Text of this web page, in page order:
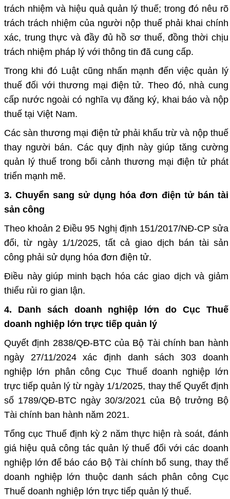
trách nhiệm và hiệu quả quản lý thuế; trong đó nêu rõ
trách trách nhiệm của người nộp thuế phải khai chính
xác, trung thực và đầy đủ hồ sơ thuế, đồng thời chịu
trách nhiệm pháp lý với thông tin đã cung cấp.
Trong khi đó Luật cũng nhấn mạnh đến việc quản lý
thuế đối với thương mại điện tử. Theo đó, nhà cung
cấp nước ngoài có nghĩa vụ đăng ký, khai báo và nộp
thuế tại Việt Nam.
Các sàn thương mại điện tử phải khấu trừ và nộp thuế
thay người bán. Các quy định này giúp tăng cường
quản lý thuế trong bối cảnh thương mại điện tử phát
triển mạnh mẽ.
3. Chuyển sang sử dụng hóa đơn điện tử bán tài
sản công
Theo khoản 2 Điều 95 Nghị định 151/2017/NĐ-CP sửa
đổi, từ ngày 1/1/2025, tất cả giao dịch bán tài sản
công phải sử dụng hóa đơn điện tử.
Điều này giúp minh bạch hóa các giao dịch và giảm
thiểu rủi ro gian lận.
4. Danh sách doanh nghiệp lớn do Cục Thuế
doanh nghiệp lớn trực tiếp quản lý
Quyết định 2838/QĐ-BTC của Bộ Tài chính ban hành
ngày 27/11/2024 xác định danh sách 303 doanh
nghiệp lớn phân công Cục Thuế doanh nghiệp lớn
trực tiếp quản lý từ ngày 1/1/2025, thay thế Quyết định
số 1789/QĐ-BTC ngày 30/3/2021 của Bộ trưởng Bộ
Tài chính ban hành năm 2021.
Tổng cục Thuế định kỳ 2 năm thực hiện rà soát, đánh
giá hiệu quả công tác quản lý thuế đối với các doanh
nghiệp lớn để báo cáo Bộ Tài chính bổ sung, thay thế
doanh nghiệp lớn thuộc danh sách phân công Cục
Thuế doanh nghiệp lớn trực tiếp quản lý thuế.